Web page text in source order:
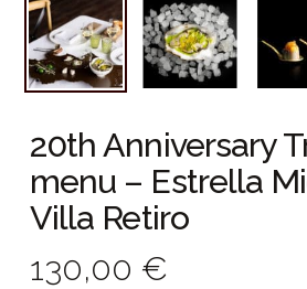
20th Anniversary
menu – Estrella
Villa Retiro
130,00 €